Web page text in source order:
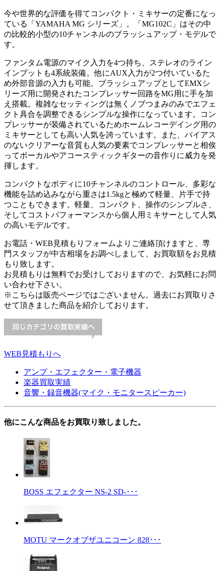
今や世界的な評価を得てコンパクト・ミキサーの定番になっ
ている「YAMAHA MG シリーズ」。「MG102C」はその中
の比較的小型の10チャンネルのブラッシュアップ・モデルで
す。
ファンタム電源のマイク入力を4つ持ち、ステレオのライン
インプットも4系統装備。他にAUX入力が2つ付いているた
め外部音源の入力も可能。ブラッシュアップとしてEMXシ
リーズ用に開発されたコンプレッサー回路をMG用に手を加
え搭載。複雑なセッティングは無くノブつまみのみでエフェ
クト具合を調整できるシンプルな操作になっています。コン
プレッサーが装備されているためホームレコーデイング用の
ミキサーとしても高い人気を誇っています。また、バイアス
のないクリアーな音質も人気の要素でコンプレッサーと相俟
ってボーカルやアコースティックギターの音作りに威力を発
揮します。
コンパクトなボディに10チャンネルのコントロール、多彩な
機能を詰め込みながら重さは1.5kgと極めて軽量、片手で持
つこともできます。軽量、コンパクト、操作のシンプルさ、
そしてコストパフォーマンスから個人用ミキサーとして人気
の高いモデルです。
お電話・WEB見積もりフォームよりご連絡頂けますと、専
門スタッフが中古相場をお調べしまして、お買取額をお見積
もり致します。
お見積もりは無料でお受けしておりますので、お気軽にお問
い合わせ下さい。
※こちらは販売ページではございません。過去にお買取りさ
せて頂きました商品を紹介しております。
WEB見積もりへ
アンプ・エフェクター・電子機器
楽器買取実績
音響・録音機器(マイク・モニタースピーカー)
他にこんな商品をお買取り致しました。
BOSS エフェクター NS-2 SD-･･･
MOTU マークオブザユニコーン 828･･･